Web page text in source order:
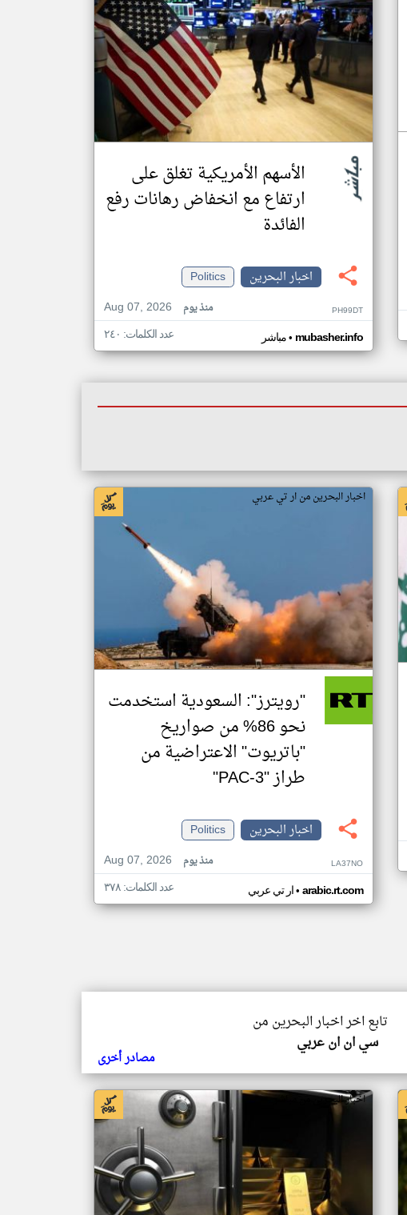
الأسهم الأمريكية تغلق على
ارتفاع مع انخفاض رهانات رفع
الفائدة
اخبار البحرين
Politics
Aug 07, 2026
منذ يوم PH99DT
مباشر• mubasher.info عدد الكلمات: ٢٤٠
اخبار البحرين من ار تي عربي
"رويترز": السعودية استخدمت
نحو 86% من صواريخ
"باتريوت" الاعتراضية من
طراز "PAC-3"
اخبار البحرين
Politics
Aug 07, 2026
منذ يوم LA37NO
ار تي عربي• arabic.rt.com عدد الكلمات: ٣٧٨
تابع اخر اخبار البحرين من
سي ان ان عربي
مصادر أخرى
اخبار البحرين من مباشر